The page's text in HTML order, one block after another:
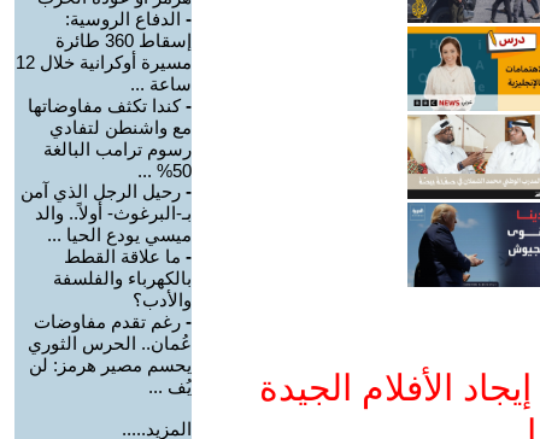
الأفلام الجيدة
- الدفاع الروسية:
إسقاط 360 طائرة
مسيرة أوكرانية خلال 12
ساعة ...
-كندا تكثف مفاوضاتها
مع واشنطن لتفادي
رسوم ترامب البالغة
50% ...
- رحيل الرجل الذي آمن
بـ-البرغوث- أولاً.. والد
ميسي يودع الحيا ...
- ما علاقة القطط
بالكهرباء والفلسفة
والأدب؟
- رغم تقدم مفاوضات
عُمان.. الحرس الثوري
يحسم مصير هرمز: لن
يُف ...
المزيد.....